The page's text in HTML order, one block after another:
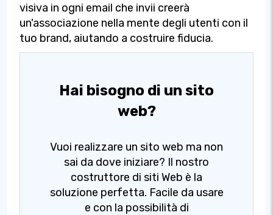
visiva in ogni email che invii creerà
un'associazione nella mente degli utenti con il
tuo brand, aiutando a costruire fiducia.
Hai bisogno di un sito
web?
Vuoi realizzare un sito web ma non
sai da dove iniziare? Il nostro
costruttore di siti Web è la
soluzione perfetta. Facile da usare
e con la possibilità di